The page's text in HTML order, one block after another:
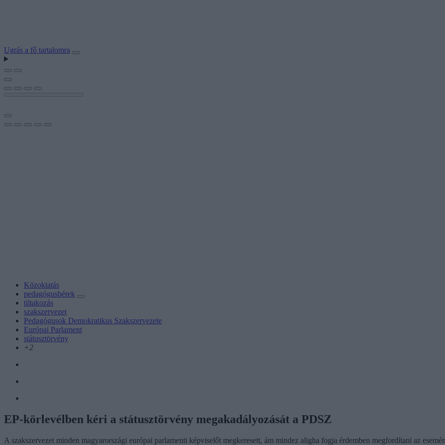
Ugrás a fő tartalomra
Közoktatás
pedagógusbérek
tiltakozás
szakszervezet
Pedagógusok Demokratikus Szakszervezete
Európai Parlament
státusztörvény
+2
EP-körlevélben kéri a státusztörvény megakadályozását a PDSZ
A szakszervezet minden magyarországi európai parlamenti képviselőt megkeresett, ám mindez aligha fogja érdemben megfordítani az